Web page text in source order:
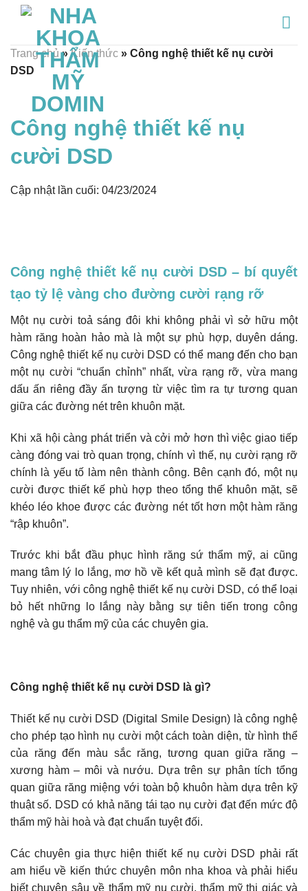
Chuyển
dung
Trang chủ»Kiến thức » Công nghệ thiết kế nụ cười
DSD
Công nghệ thiết kế nụ
cười DSD
Cập nhật lần cuối: 04/23/2024
Công nghệ thiết kế nụ cười DSD – bí quyết
tạo tỷ lệ vàng cho đường cười rạng rỡ
Một nụ cười toả sáng đôi khi không phải vì sở hữu một
hàm răng hoàn hảo mà là một sự phù hợp, duyên dáng.
Công nghệ thiết kế nụ cười DSD có thể mang đến cho bạn
một nụ cười “chuẩn chỉnh” nhất, vừa rạng rỡ, vừa mang
dấu ấn riêng đầy ấn tượng từ việc tìm ra tự tương quan
giữa các đường nét trên khuôn mặt.
Khi xã hội càng phát triển và cởi mở hơn thì việc giao tiếp
càng đóng vai trò quan trọng, chính vì thế, nụ cười rạng rỡ
chính là yếu tố làm nên thành công. Bên cạnh đó, một nụ
cười được thiết kế phù hợp theo tổng thể khuôn mặt, sẽ
khéo léo khoe được các đường nét tốt hơn một hàm răng
“rập khuôn”.
Trước khi bắt đầu phục hình răng sứ thẩm mỹ, ai cũng
mang tâm lý lo lắng, mơ hồ về kết quả mình sẽ đạt được.
Tuy nhiên, với công nghệ thiết kế nụ cười DSD, có thể loại
bỏ hết những lo lắng này bằng sự tiên tiến trong công
nghệ và gu thẩm mỹ của các chuyên gia.
Công nghệ thiết kế nụ cười DSD là gì?
Thiết kế nụ cười DSD (Digital Smile Design) là công nghệ
cho phép tạo hình nụ cười một cách toàn diện, từ hình thể
của răng đến màu sắc răng, tương quan giữa răng –
xương hàm – môi và nướu. Dựa trên sự phân tích tổng
quan giữa răng miệng với toàn bộ khuôn hàm dựa trên kỹ
thuật số. DSD có khả năng tái tạo nụ cười đạt đến mức độ
thẩm mỹ hài hoà và đạt chuẩn tuyệt đối.
Các chuyên gia thực hiện thiết kế nụ cười DSD phải rất
am hiểu về kiến thức chuyên môn nha khoa và phải hiểu
biết chuyên sâu về thẩm mỹ nụ cười, thẩm mỹ thị giác và